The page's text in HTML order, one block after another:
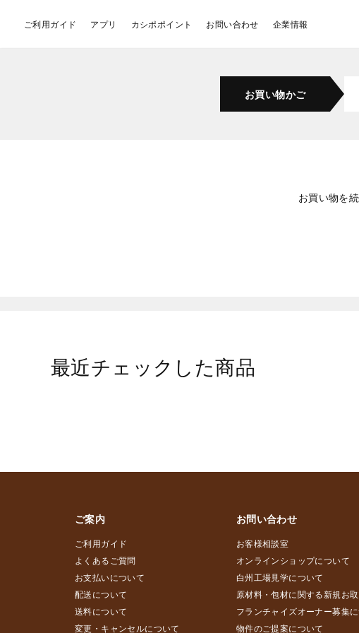
ご利用ガイド アプリ カシポポイント お問い合わせ 企業情報
お買い物かご
お買い物を
最近チェックした商品
ご案内
ご利用ガイド
よくあるご質問
お支払いについて
配送について
送料について
変更・キャンセルについて
お問い合わせ
お客様相談室
オンラインショップについて
白州工場見学について
原材料・包材に関する新規お
フランチャイズオーナー募集
物件のご提案について